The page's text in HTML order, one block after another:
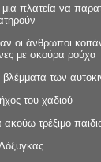
πλατεία να
οι άνθρωποι
με σκούρα ρούχα
των
του χαδιού
τρέξιμο